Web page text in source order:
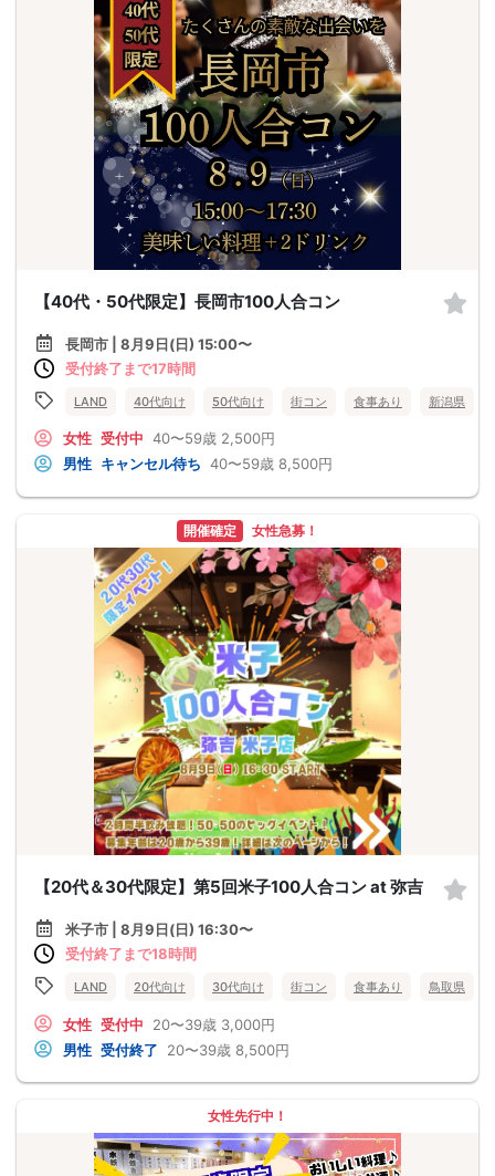
【40代・50代限定】長岡市100人合コン
長岡市 | 8月9日(日) 15:00〜
受付終了まで17時間
LAND 40代向け 50代向け 街コン 食事あり 新潟県
女性 受付中 40〜59歳 2,500円
男性 キャンセル待ち 40〜59歳 8,500円
開催確定 女性急募！
【20代＆30代限定】第5回米子100人合コン at 弥吉
米子市 | 8月9日(日) 16:30〜
受付終了まで18時間
LAND 20代向け 30代向け 街コン 食事あり 鳥取県
女性 受付中 20〜39歳 3,000円
男性 受付終了 20〜39歳 8,500円
女性先行中！